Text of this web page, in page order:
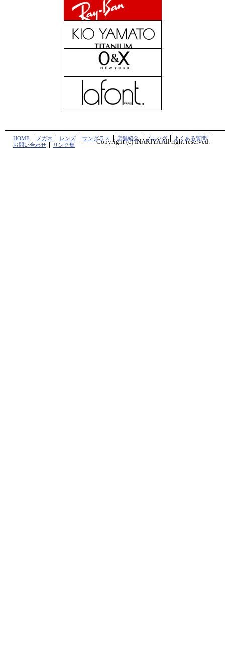
HOME メガネ レンズ サングラス 店舗紹介 ブロッグ
よくある質問
お問い合わせ
リンク集 Copyright (c) INARIYA All right reserved.